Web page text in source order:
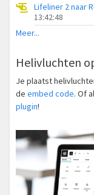
Lifeliner 2 naar
13:42:48
Meer...
Helivluchten
Je plaatst
de embed code. Of
plugin!